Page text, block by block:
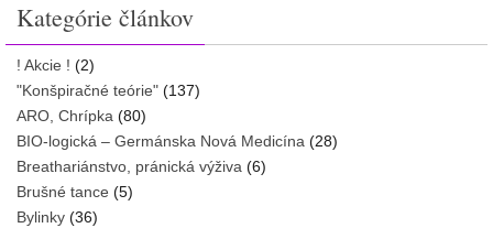
Kategórie článkov
! Akcie ! (2)
"Konšpiračné teórie" (137)
ARO, Chrípka (80)
BIO-logická – Germánska Nová Medicína (28)
Breathariánstvo, pránická výživa (6)
Brušné tance (5)
Bylinky (36)